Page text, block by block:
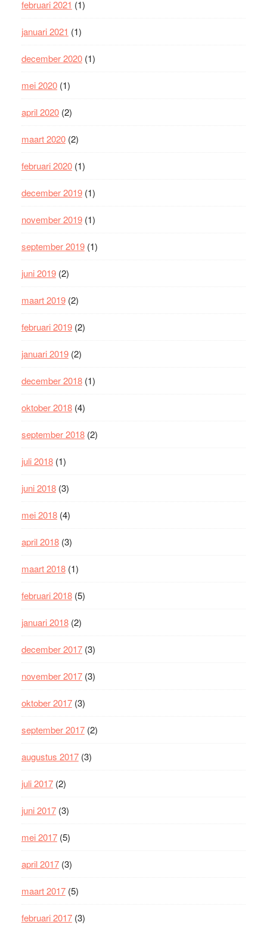
februari 2021 (1)
januari 2021 (1)
december 2020(1)
mei 2020(1)
april 2020(2)
maart 2020(2)
februari 2020(1)
december 2019(1)
november 2019(1)
september 2019(1)
juni 2019(2)
maart 2019(2)
februari 2019(2)
januari 2019(2)
december 2018(1)
oktober 2018(4)
september 2018(2)
juli 2018(1)
juni 2018(3)
mei 2018(4)
april 2018(3)
maart 2018(1)
februari 2018(5)
januari 2018(2)
december 2017(3)
november 2017(3)
oktober 2017(3)
september 2017(2)
augustus 2017(3)
juli 2017(2)
juni 2017(3)
mei 2017(5)
april 2017(3)
maart 2017(5)
februari 2017(3)